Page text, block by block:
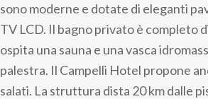
sono moderne e dotate di eleganti
TV LCD. Il bagno privato è completo
ospita una sauna e una vasca
palestra. Il Campelli Hotel propone
salati. La struttura dista 20 km dalle